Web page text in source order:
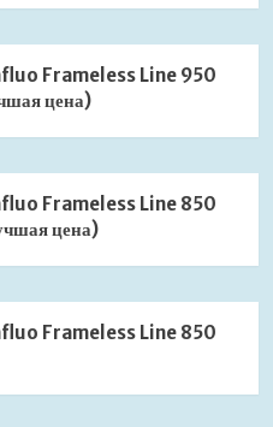
Frameless Line 950
цена)
Frameless Line 850
цена)
Frameless Line 850